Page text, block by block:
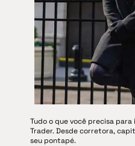
Tudo o que você precisa
Trader.Desde corretora,
seu pontapé.